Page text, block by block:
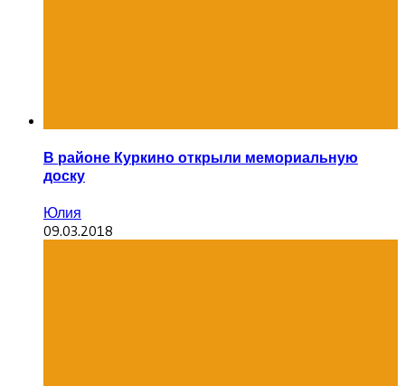
В районе Куркино открыли мемориальную
доску
Юлия
09.03.2018